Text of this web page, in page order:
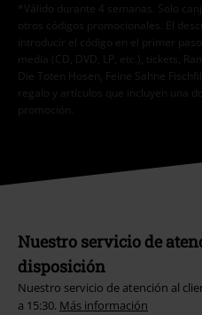
*Válido durante 4 semanas. Solo
otros códigos promocionales. El
introducir el código en el primer
media (CD, DVD, LP, etc.), tickets,
Die Toten Hosen, Feine Sahne
regalo y artículos que incluyen una
promoción.
Nuestro servicio de
disposición
Nuestro servicio de atención al
a 15:30. Más información